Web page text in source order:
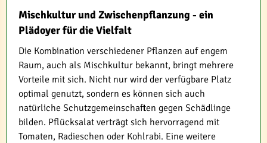
Mischkultur und Zwischenpflanzung - ein
Plädoyer für die Vielfalt
Die Kombination verschiedener Pflanzen auf engem
Raum, auch als Mischkultur bekannt, bringt mehrere
Vorteile mit sich. Nicht nur wird der verfügbare Platz
optimal genutzt, sondern es können sich auch
natürliche Schutzgemeinschaften gegen Schädlinge
bilden. Pflücksalat verträgt sich hervorragend mit
Tomaten, Radieschen oder Kohlrabi. Eine weitere